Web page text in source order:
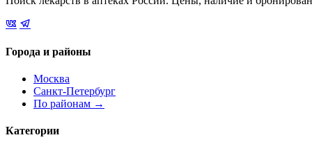
Города и районы
Москва
Санкт-Петербург
По районам →
Категории